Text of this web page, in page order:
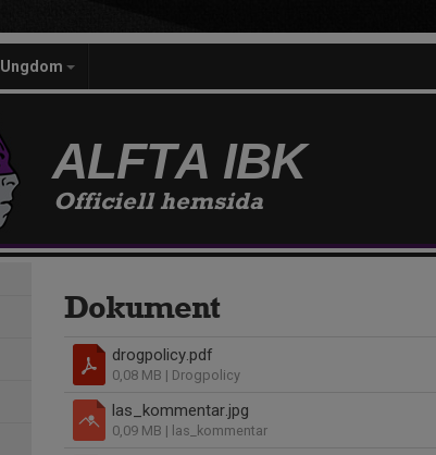
Ungdom
ALFTA IBK
Officiell hemsida
Dokument
drogpolicy.pdf
0,08 MB | Drogpolicy
las_kommentar.jpg
0,09 MB | las_kommentar